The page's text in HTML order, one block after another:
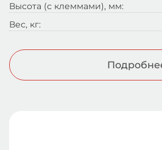
Высота (с клеммами), мм:
Вес, кг: